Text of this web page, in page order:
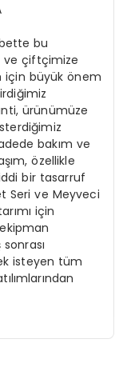
bu
ve çiftçimize
için büyük önem
ürünümüze
bakım ve
özellikle
bir tasarruf
Seri ve Meyveci
için
isteyen tüm